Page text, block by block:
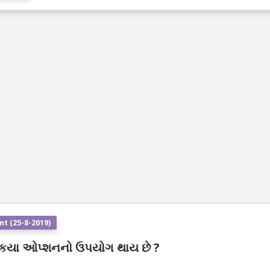
(25-8-2019)
ઓપ્શનનો ઉપયોગ થાય છે ?